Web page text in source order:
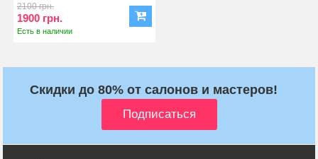
2100 грн.
1900 грн.
Есть в наличии
Скидки до 80% от салонов и мастеров!